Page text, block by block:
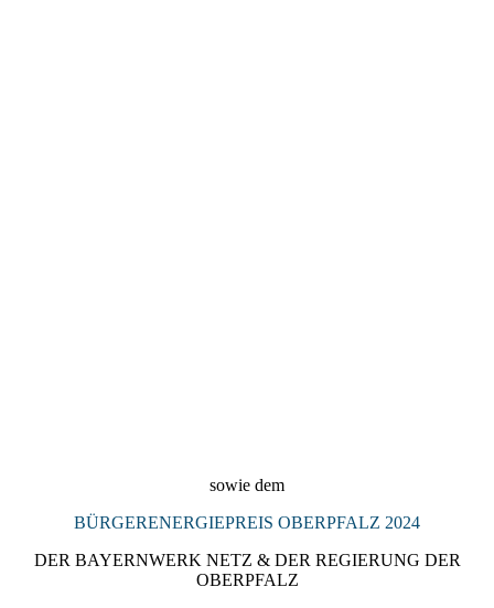
sowie dem
BÜRGERENERGIEPREIS OBERPFALZ 2024
DER BAYERNWERK NETZ & DER REGIERUNG DER
OBERPFALZ